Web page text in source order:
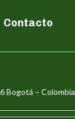
Contacto
Bogotá – Colombia